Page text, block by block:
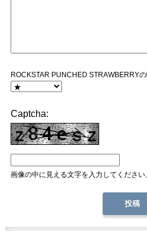
ROCKSTAR PUNCHED STRAWBERRY
Captcha:
画像の中に見える文字を入力してください